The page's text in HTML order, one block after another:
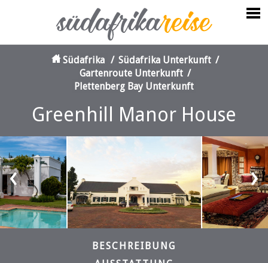
Südafrika / Südafrika Unterkunft /
Gartenroute Unterkunft /
Plettenberg Bay Unterkunft
Greenhill Manor House
‹ ›
BESCHREIBUNG